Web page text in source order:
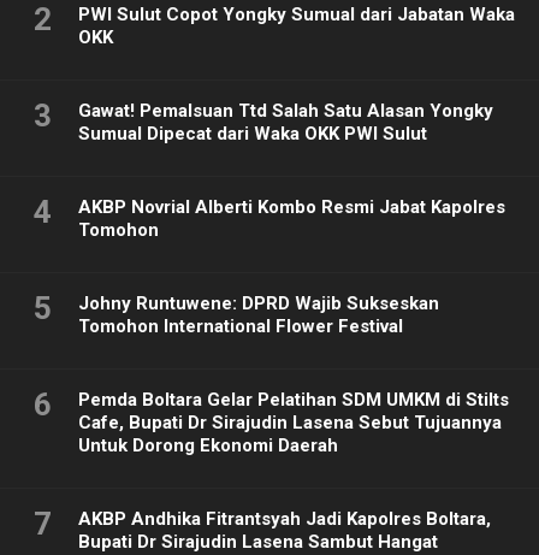
2
PWI Sulut Copot Yongky Sumual dari Jabatan Waka
OKK
3
Gawat! Pemalsuan Ttd Salah Satu Alasan Yongky
Sumual Dipecat dari Waka OKK PWI Sulut
4
AKBP Novrial Alberti Kombo Resmi Jabat Kapolres
Tomohon
5
Johny Runtuwene: DPRD Wajib Sukseskan
Tomohon International Flower Festival
6
Pemda Boltara Gelar Pelatihan SDM UMKM di Stilts
Cafe, Bupati Dr Sirajudin Lasena Sebut Tujuannya
Untuk Dorong Ekonomi Daerah
7
AKBP Andhika Fitrantsyah Jadi Kapolres Boltara,
Bupati Dr Sirajudin Lasena Sambut Hangat